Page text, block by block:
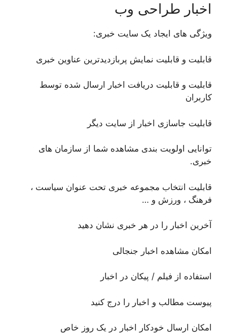
اخبار طراحی وب
ویژگی های ایجاد یک سایت خبری:
قابلیت و قابلیت نمایش پربازدیدترین عناوین خبری
قابلیت و قابلیت دریافت اخبار ارسال شده توسط
کاربران
قابلیت جاسازی اخبار از سایت دیگر
توانایی اولویت بندی مشاهده شما از سازمان های
خبری.
قابلیت انتخاب مجموعه خبری تحت عنوان سیاست ،
فرهنگ ، ورزش و …
آخرین اخبار را در هر خبری نشان دهید
امکان مشاهده اخبار جنجالی
استفاده از فیلم / پیکان در اخبار
پیوست مطالب و اخبار را درج کنید
امکان ارسال خودکار اخبار در یک روز خاص